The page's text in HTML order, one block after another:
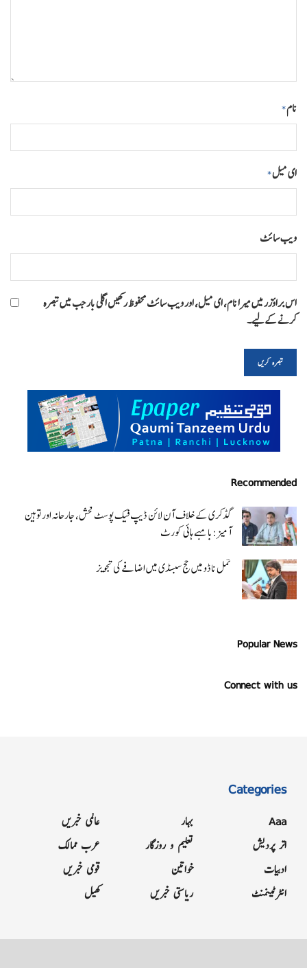
نام*
ای میل*
ویب‌ سائٹ
اس براؤزر میں میرا نام، ای میل، اور ویب سائٹ محفوظ رکھیں اگلی بار جب میں تبصرہ
کرنے کےلیے۔
Recommended
گڈکری کے خلاف آن لائن ڈیپ فیک پوسٹ فحش، جارحانہ اور توہین
آمیز:بامبے ہائی کورٹ
تمل ناڈو میں حج سبسڈی میں اضافے کی تجویز
Popular News
Connect with us
Categories
Aaa
اتر پردیش
ادبیات
انٹرٹینمنٹ
بہار
تعلیم و روزگار
خواتین
ریاستی خبریں
عالمی خبریں
عرب ممالک
قومی خبریں
کھیل